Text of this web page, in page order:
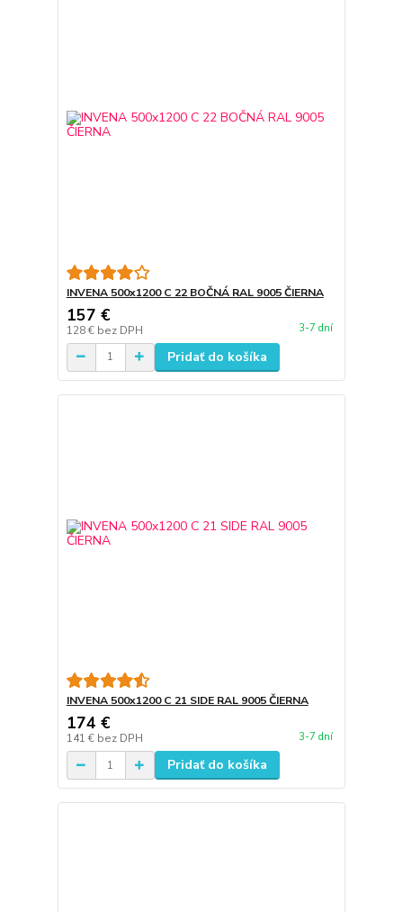
INVENA 500x1200 C 22 BOČNÁ RAL 9005 ČIERNA
157 €
128 € bez DPH 3-7 dní
Pridať do košíka
INVENA 500x1200 C 21 SIDE RAL 9005 ČIERNA
174 €
141 € bez DPH 3-7 dní
Pridať do košíka